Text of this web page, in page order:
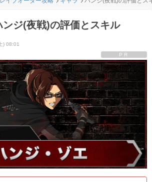
ンジ(夜戦)の評価とスキル
) 08:01
PR